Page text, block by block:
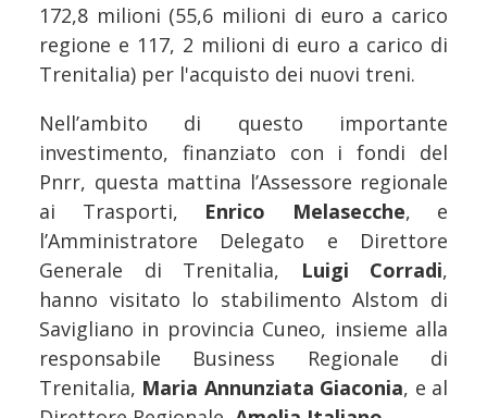
172,8 milioni (55,6 milioni di euro a carico
regione e 117, 2 milioni di euro a carico di
Trenitalia) per l'acquisto dei nuovi treni.
Nell’ambito di questo importante
investimento, finanziato con i fondi del
Pnrr, questa mattina l’Assessore regionale
ai Trasporti, Enrico Melasecche, e
l’Amministratore Delegato e Direttore
Generale di Trenitalia,
Luigi Corradi,
hanno visitato lo stabilimento Alstom di
Savigliano in provincia Cuneo, insieme alla
responsabile Business Regionale di
Trenitalia, Maria Annunziata Giaconia, e al